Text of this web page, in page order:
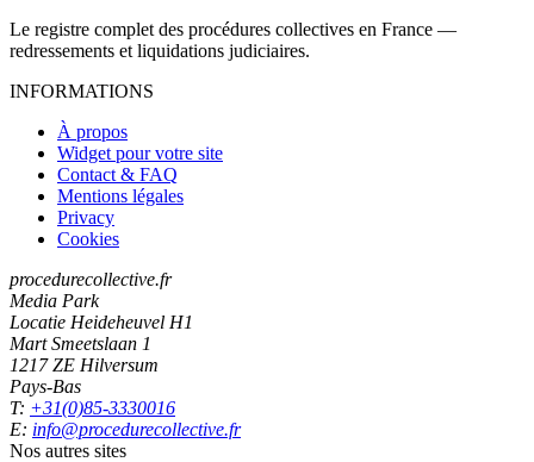
Le registre complet des procédures collectives en France —
redressements et liquidations judiciaires.
INFORMATIONS
À propos
Widget pour votre site
Contact & FAQ
Mentions légales
Privacy
Cookies
procedurecollective.fr
Media Park
Locatie Heideheuvel H1
Mart Smeetslaan 1
1217 ZE Hilversum
Pays-Bas
T: +31(0)85-3330016
E: info@procedurecollective.fr
Nos autres sites